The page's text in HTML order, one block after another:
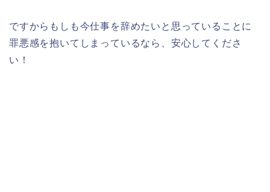
ですからもしも今仕事を辞めたいと思っていることに
罪悪感を抱いてしまっているなら、安心してくださ
い！